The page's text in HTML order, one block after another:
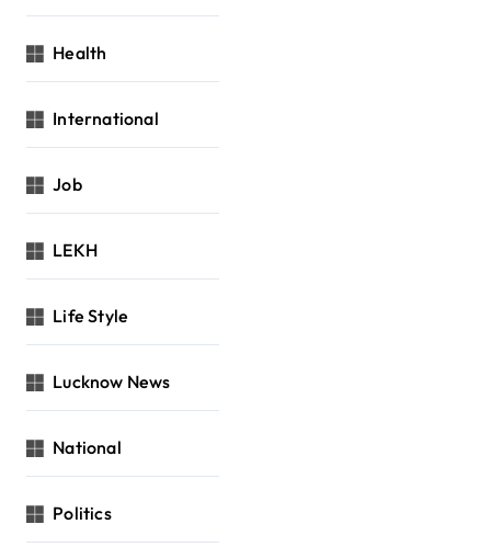
Health
International
Job
LEKH
Life Style
Lucknow News
National
Politics